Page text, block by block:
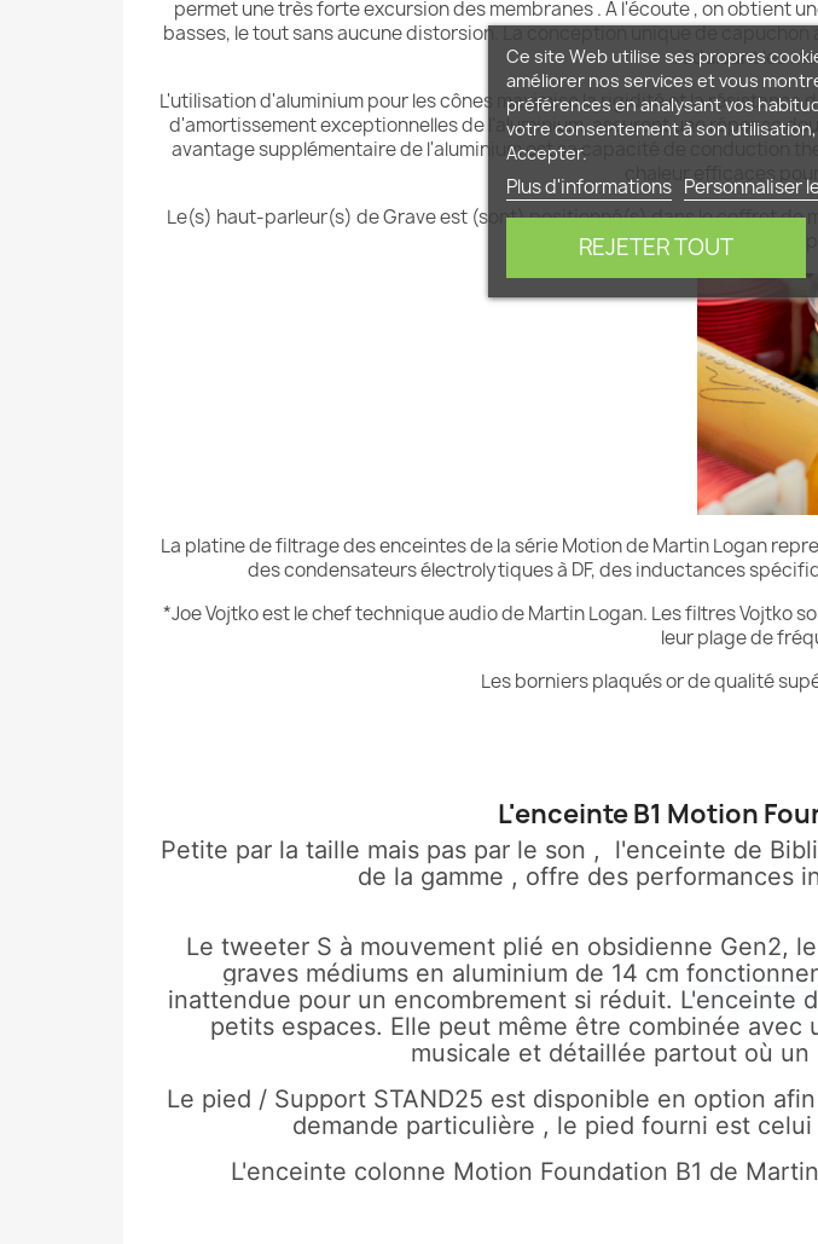
permet une très forte excursion des membranes . A l'écoute , on obtient
basses, le tout sans aucune distorsion. La conception unique de
réduisant les
L'utilisation d'aluminium pour les cônes maximise la rigidité et la
d'amortissement exceptionnelles de l'aluminium, assurent une réponse
avantage supplémentaire de l'aluminium est sa capacité de conduction
chaleur efficaces
Le(s) haut-parleur(s) de Grave est (sont) positionné(s) dans le coffret de
manière à obtenir un son
La platine de filtrage des enceintes de la série Motion de Martin Logan
des condensateurs électrolytiques à DF, des inductances
*Joe Vojtko est le chef technique audio de Martin Logan. Les filtres Vojtko
leur plage de
Les borniers plaqués or de qualité
L'enceinte B1 Motion
Petite par la taille mais pas par le son , l'enceinte de
de la gamme , offre des performances
Le tweeter S à mouvement plié en obsidienne Gen2,
graves médiums en aluminium de 14 cm
inattendue pour un encombrement si réduit. L'enceinte
petits espaces. Elle peut même être combinée avec
musicale et détaillée partout où
Le pied / Support STAND25 est disponible en option
demande particulière , le pied fourni est
L'enceinte colonne Motion Foundation B1 de
Ce site Web utilise ses propres
améliorer nos services et vous
préférences en analysant vos
votre consentement à son
Accepter.
Plus d'informations Personnaliser
REJETER TOUT